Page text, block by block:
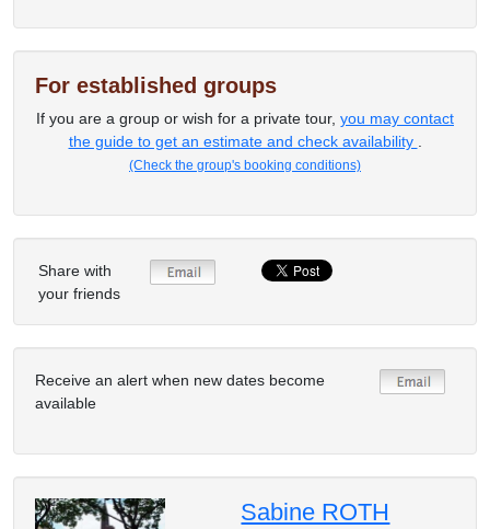
For established groups
If you are a group or wish for a private tour, you may contact
the guide to get an estimate and check availability
(Check the group's booking conditions)
Share with
your friends
Receive an alert when new dates become
available
Sabine ROTH